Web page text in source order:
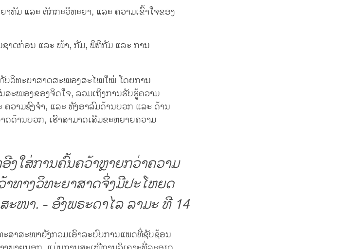
ທັມ ແລະ ຕັກກະວິທະຍາ, ແລະ ຄວາມເຂົ້າໃຈຂອງ
າດກ່ອນ ແລະ ໜ້າ, ກັມ, ພິທິກັມ ແລະ ການ
ບວິທະຍາສາດສະໝອງສະໄໝໃໝ່ ໂດຍການ
ະໝອງຂອງຈິດໃຈ, ລວມເຖິງການຮັບຮູ້ຄວາມ
ວາມຊົງຈຳ, ແລະ ທັງອາລົມດ້ານບວກ ແລະ ດ້ານ
ດ້ານບວກ, ເຮົາສາມາດເສີມຂະຫຍາຍຄວາມ
ໃສ່ການຄົ້ນຄວ້າຫຼາຍກວ່າຄວາມ
ທາງວິທະຍາສາດຈິ່ງມີປະໂຫຍດ
ໜາ. - ອົງພຣະດາໄລ ລາມະ ທີ 14
ສາສະໜາຍັງກວມເອົາລະບົບການແພດທີ່ຊັບຊ້ອນ